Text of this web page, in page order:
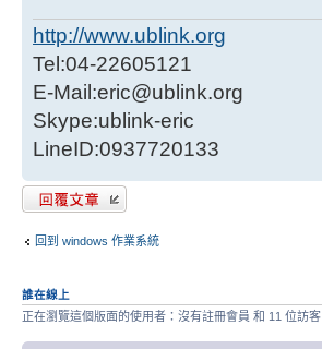
http://www.ublink.org
Tel:04-22605121
E-Mail:eric@ublink.org
Skype:ublink-eric
LineID:0937720133
發表回覆
回到 windows 作業系統
誰在線上
正在瀏覽這個版面的使用者：沒有註冊會員 和 11 位訪客